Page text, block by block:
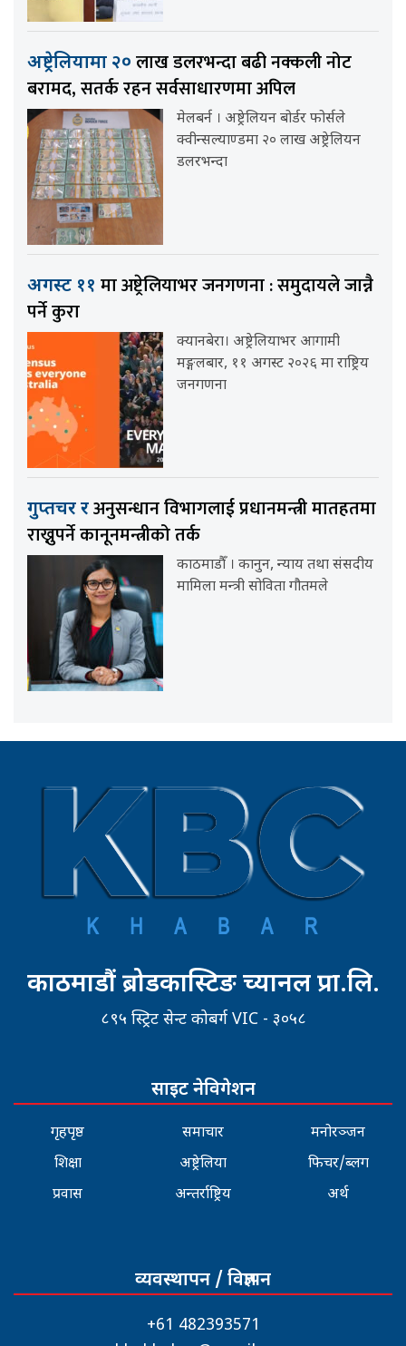
अष्ट्रेलियामा २० लाख डलरभन्दा बढी नक्कली नोट
बरामद, सतर्क रहन सर्वसाधारणमा अपिल
मेलबर्न । अष्ट्रेलियन बोर्डर फोर्सले
क्वीन्सल्याण्डमा २० लाख अष्ट्रेलियन
डलरभन्दा
अगस्ट ११ मा अष्ट्रेलियाभर जनगणना : समुदायले जान्नै
पर्ने कुरा
क्यानबेरा। अष्ट्रेलियाभर आगामी
मङ्गलबार, ११ अगस्ट २०२६ मा राष्ट्रिय
जनगणना
गुप्तचर रअनुसन्धान विभागलाई प्रधानमन्त्री मातहतमा
राख्नुपर्ने कानूनमन्त्रीको तर्क
काठमाडौँ । कानुन, न्याय तथा संसदीय
मामिला मन्त्री सोविता गौतमले
काठमाडौं ब्रोडकास्टिङ च्यानल प्रा.लि.
८९५ स्ट्रिट सेन्ट कोबर्ग VIC - ३०५८
साइट नेविगेशन
गृहपृष्ठ
शिक्षा
प्रवास
समाचार
अष्ट्रेलिया
अन्तर्राष्ट्रिय
मनोरञ्जन
फिचर/ब्लग
अर्थ
व्यवस्थापन / विज्ञापन
+61 482393571